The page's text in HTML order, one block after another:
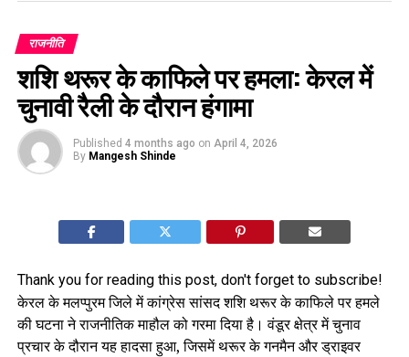
राजनीति
शशि थरूर के काफिले पर हमला: केरल में
चुनावी रैली के दौरान हंगामा
Published 4 months ago on April 4, 2026
By Mangesh Shinde
Thank you for reading this post, don't forget to subscribe!
केरल के मलप्पुरम जिले में कांग्रेस सांसद शशि थरूर के काफिले पर हमले
की घटना ने राजनीतिक माहौल को गरमा दिया है। वंडूर क्षेत्र में चुनाव
प्रचार के दौरान यह हादसा हुआ, जिसमें थरूर के गनमैन और ड्राइवर